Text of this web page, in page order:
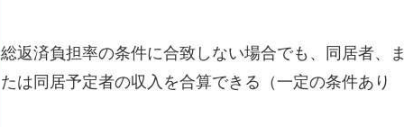
総返済負担率の条件に合致しない場合でも、同居者、ま
たは同居予定者の収入を合算できる（一定の条件あり